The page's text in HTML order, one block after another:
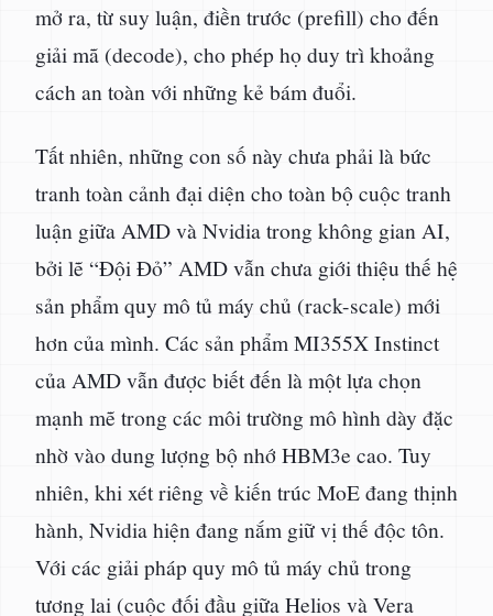
mở ra, từ suy luận, điền trước (prefill) cho đến
giải mã (decode), cho phép họ duy trì khoảng
cách an toàn với những kẻ bám đuổi.
Tất nhiên, những con số này chưa phải là bức
tranh toàn cảnh đại diện cho toàn bộ cuộc tranh
luận giữa AMD và Nvidia trong không gian AI,
bởi lẽ “Đội Đỏ” AMD vẫn chưa giới thiệu thế hệ
sản phẩm quy mô tủ máy chủ (rack-scale) mới
hơn của mình. Các sản phẩm MI355X Instinct
của AMD vẫn được biết đến là một lựa chọn
mạnh mẽ trong các môi trường mô hình dày đặc
nhờ vào dung lượng bộ nhớ HBM3e cao. Tuy
nhiên, khi xét riêng về kiến trúc MoE đang thịnh
hành, Nvidia hiện đang nắm giữ vị thế độc tôn.
Với các giải pháp quy mô tủ máy chủ trong
tương lai (cuộc đối đầu giữa Helios và Vera